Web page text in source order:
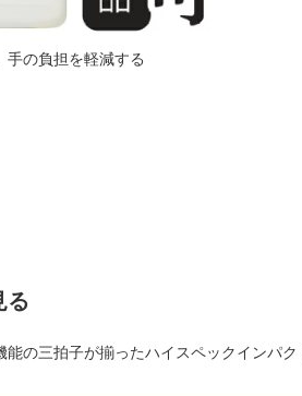
手の負担を軽減する
る
の三拍子が揃ったハイスペックインパク